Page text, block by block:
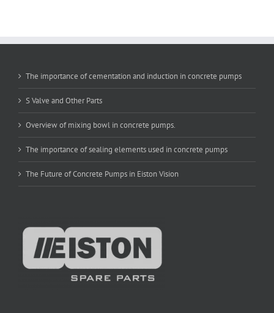
The importance of cementation and induction in concrete pumps
S Valve and Other Parts
Overview of mixing bowl in concrete pumps.
The importance of sealing elements used in concrete pumps
The Future of Concrete Pumps in Eiston Vision